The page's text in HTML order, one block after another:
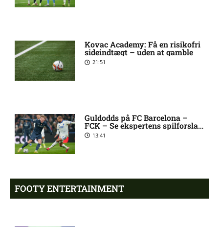
skader og karantæner
[2026/08/08]
1. Division – Aarhus Fremad
mod HB Køge: Optakt,
[2026/08/08]
Kovac Academy: Få en risikofri
sideindtægt – uden at gamble
21:51
Guldodds på FC Barcelona –
FCK – Se ekspertens spilforslag
her13:41
FOOTY ENTERTAINMENT